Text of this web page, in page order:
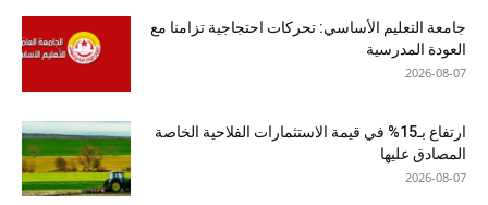
جامعة التعليم الأساسي: تحركات احتجاجية تزامنا مع
العودة المدرسية
2026-08-07
ارتفاع بـ15% في قيمة الاستثمارات الفلاحية الخاصة
المصادق عليها
2026-08-07